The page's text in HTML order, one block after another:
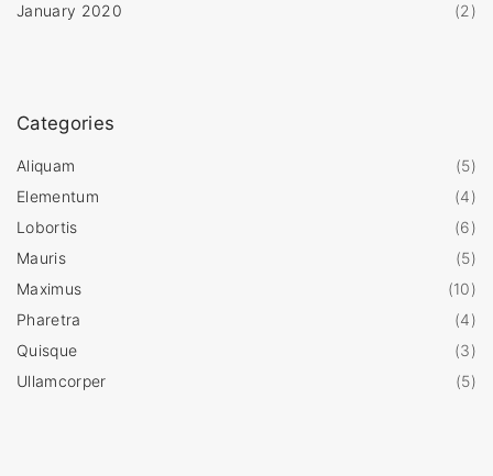
(2)
January 2020
Categories
(5)
Aliquam
(4)
Elementum
(6)
Lobortis
(5)
Mauris
(10)
Maximus
(4)
Pharetra
(3)
Quisque
(5)
Ullamcorper